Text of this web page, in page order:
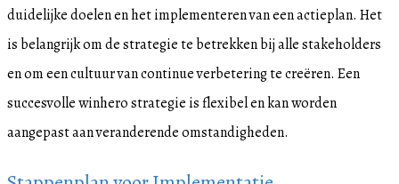
duidelijke doelen en het implementeren van een actieplan. Het
is belangrijk om de strategie te betrekken bij alle stakeholders
en om een cultuur van continue verbetering te creëren. Een
succesvolle winhero strategie is flexibel en kan worden
aangepast aan veranderende omstandigheden.